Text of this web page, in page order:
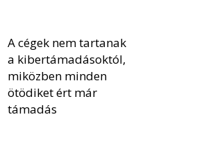
A cégek nem tartanak
a kibertámadásoktól,
miközben minden
ötödiket ért már
támadás